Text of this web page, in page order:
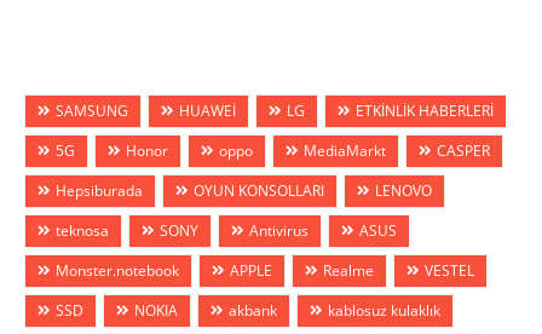
SAMSUNG HUAWEİ LG
ETKİNLİK HABERLERİ
5G
Honor oppo MediaMarkt
CASPER
Hepsiburada
OYUN KONSOLLARI
LENOVO
teknosa
SONY Antivirus
ASUS
Monster.notebook
APPLE Realme
VESTEL
SSD
NOKIA akbank
kablosuz kulaklık